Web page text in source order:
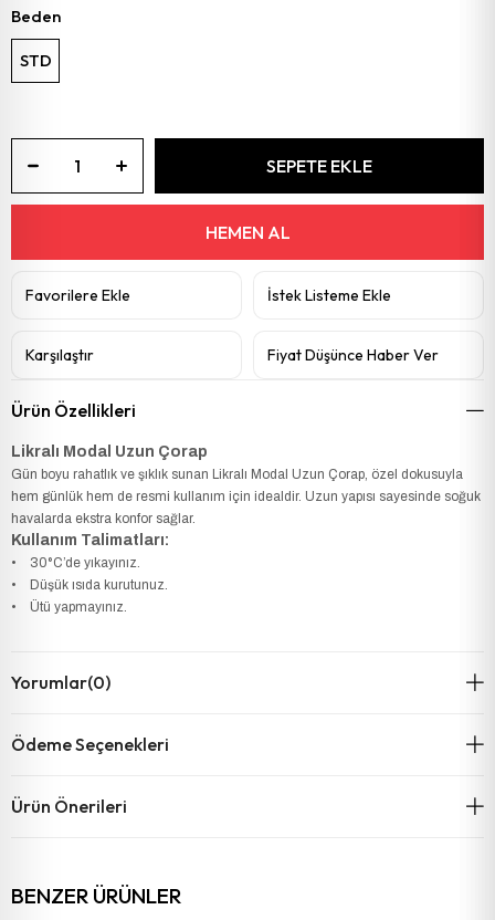
Beden
STD
Favorilere Ekle İstek Listeme Ekle
Karşılaştır Fiyat Düşünce Haber Ver
Ürün Özellikleri
Likralı Modal Uzun Çorap
Gün boyu rahatlık ve şıklık sunan Likralı Modal Uzun Çorap, özel dokusuyla
hem günlük hem de resmi kullanım için idealdir. Uzun yapısı sayesinde soğuk
havalarda ekstra konfor sağlar.
Kullanım Talimatları:
• 30°C’de yıkayınız.
• Düşük ısıda kurutunuz.
• Ütü yapmayınız.
Yorumlar(0)
Ödeme Seçenekleri
Ürün Önerileri
BENZER ÜRÜNLER